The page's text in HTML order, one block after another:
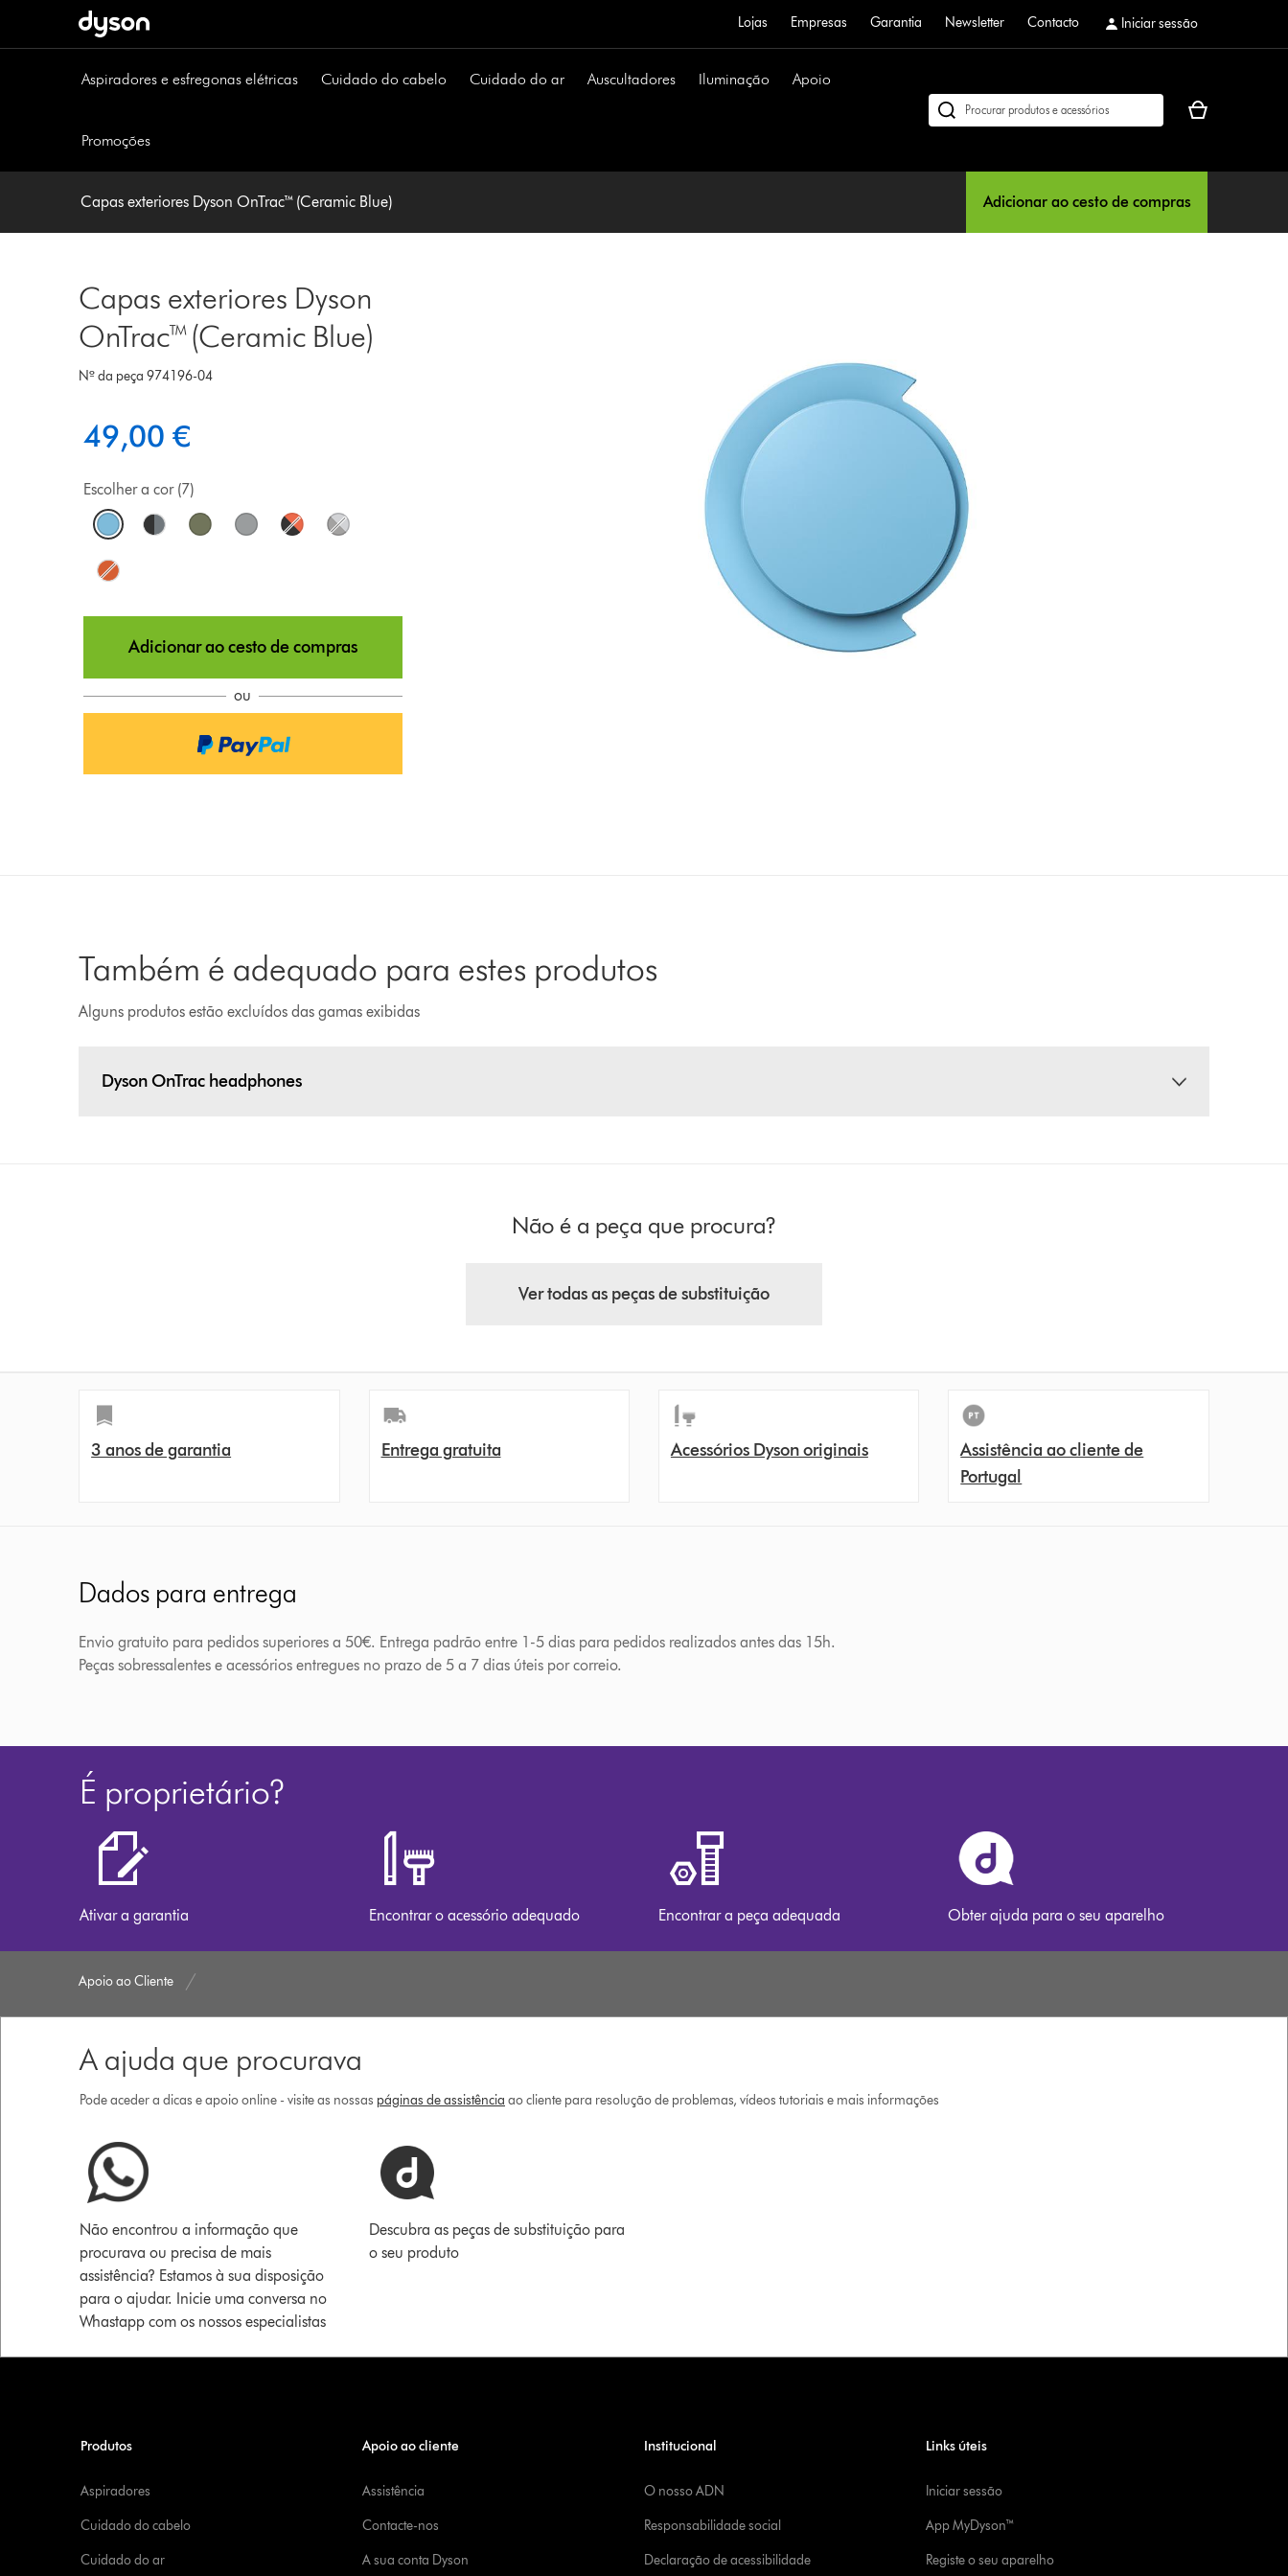
Lojas Empresas Garantia Newsletter Contacto Iniciar sessão
Aspiradores e esfregonas elétricas Cuidado do cabelo Cuidado do ar Auscultadores Iluminação Apoio
Promoções
Pesquisar
O
de
compras
Capas exteriores Dyson OnTrac™ (Ceramic Blue) Adicionar ao cesto de compras
Capas exteriores Dyson
OnTrac™ (Ceramic Blue)
Nº da peça 974196-04
49,00 €
Escolher a cor (7)
Adicionar ao cesto de compras
ou
Também é adequado para estes produtos
Alguns produtos estão excluídos das gamas exibidas
Dyson OnTrac headphones
Não é a peça que procura?
Ver todas as peças de substituição
3 anos de garantia Entrega gratuita Acessórios Dyson originais
Assistência ao cliente de
Portugal
Dados para entrega
Envio gratuito para pedidos superiores a 50€. Entrega padrão entre 1-5 dias para pedidos realizados antes das 15h.
Peças sobressalentes e acessórios entregues no prazo de 5 a 7 dias úteis por correio.
É proprietário?
Ativar a garantia Encontrar o acessório adequado Encontrar a peça adequada Obter ajuda para o seu aparelho
Apoio ao Cliente
A ajuda que procurava
Pode aceder a dicas e apoio online - visite as nossas páginas de assistência ao cliente para resolução de problemas, vídeos tutoriais e mais informações
Não encontrou a informação que
procurava ou precisa de mais
assistência? Estamos à sua disposição
para o ajudar. Inicie uma conversa no
Whastapp com os nossos especialistas
Descubra as peças de substituição para
o seu produto
Produtos
Aspiradores
Cuidado do cabelo
Cuidado do ar
Apoio ao cliente
Assistência
Contacte-nos
A sua conta Dyson
Institucional
O nosso ADN
Responsabilidade social
Declaração de acessibilidade
Links úteis
Iniciar sessão
App MyDyson™
Registe o seu aparelho